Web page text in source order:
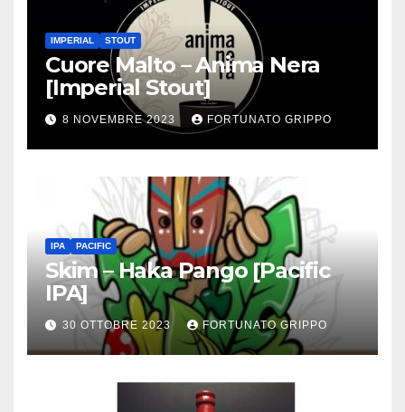
IMPERIAL STOUT
Cuore Malto – Anima Nera
[Imperial Stout]
8 NOVEMBRE 2023 FORTUNATO GRIPPO
IPA PACIFIC
Skim – Haka Pango [Pacific
IPA]
30 OTTOBRE 2023 FORTUNATO GRIPPO